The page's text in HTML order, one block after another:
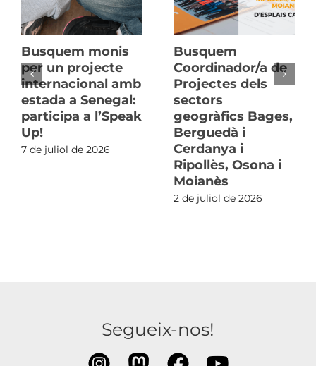
Busquem monis
per un projecte
internacional amb
estada a Senegal:
participa a l’Speak
Up!
7 de juliol de 2026
Busquem
Coordinador/a de
Projectes dels
sectors
geogràfics Bages,
Berguedà i
Cerdanya i
Ripollès, Osona i
Moianès
2 de juliol de 2026
Segueix-nos!